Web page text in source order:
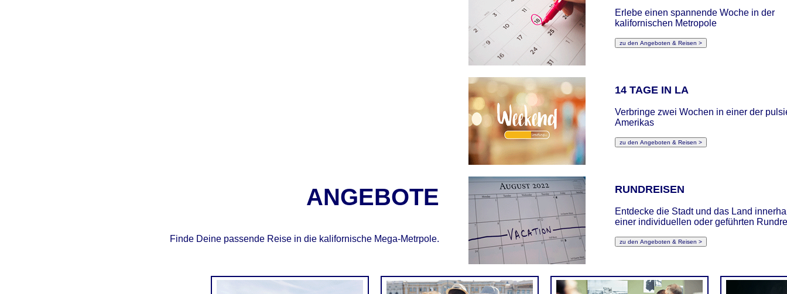
ANGEBOTE
Finde Deine passende Reise in die kalifornische Mega-Metrpole.
Erlebe einen spannende Woche in der
kalifornischen Metropole
14 TAGE IN LA
Verbringe zwei Wochen in einer der
Amerikas
RUNDREISEN
Entdecke die Stadt und das Land
einer individuellen oder geführten